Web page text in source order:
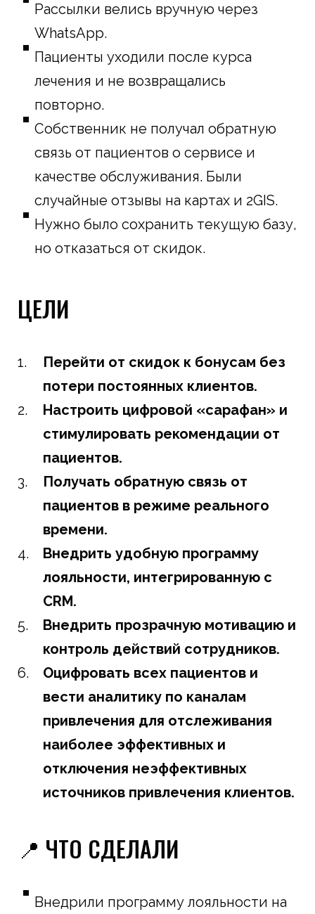
Рассылки велись вручную через
WhatsApp.
Пациенты уходили после курса
лечения и не возвращались
повторно.
Собственник не получал обратную
связь от пациентов о сервисе и
качестве обслуживания. Были
случайные отзывы на картах и 2GIS.
Нужно было сохранить текущую базу,
но отказаться от скидок.
ЦЕЛИ
Перейти от скидок к бонусам без
потери постоянных клиентов.
Настроить цифровой «сарафан» и
стимулировать рекомендации от
пациентов.
Получать обратную связь от
пациентов в режиме реального
времени.
Внедрить удобную программу
лояльности, интегрированную с
CRM.
Внедрить прозрачную мотивацию и
контроль действий сотрудников.
Оцифровать всех пациентов и
вести аналитику по каналам
привлечения для отслеживания
наиболее эффективных и
отключения неэффективных
источников привлечения клиентов.
📍 ЧТО СДЕЛАЛИ
Внедрили программу лояльности на